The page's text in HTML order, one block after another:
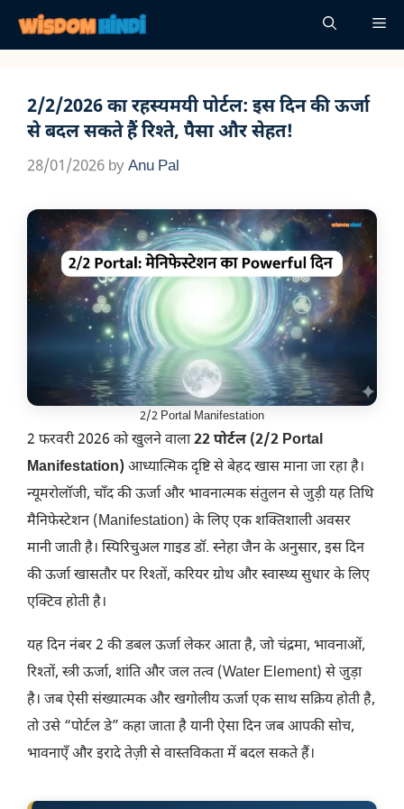
content
2/2/2026 का रहस्यमयी पोर्टल: इस दिन की ऊर्जा
से बदल सकते हैं रिश्ते, पैसा और सेहत!
28/01/2026 byAnu Pal
2/2 Portal Manifestation
2 फरवरी 2026 को खुलने वाला22 पोर्टल (2/2 Portal
Manifestation) आध्यात्मिक दृष्टि से बेहद खास माना जा रहा है।
न्यूमरोलॉजी, चाँद की ऊर्जा और भावनात्मक संतुलन से जुड़ी यह तिथि
मैनिफेस्टेशन (Manifestation) के लिए एक शक्तिशाली अवसर
मानी जाती है। स्पिरिचुअल गाइड डॉ. स्नेहा जैन के अनुसार, इस दिन
की ऊर्जा खासतौर पर रिश्तों, करियर ग्रोथ और स्वास्थ्य सुधार के लिए
एक्टिव होती है।
यह दिन नंबर 2 की डबल ऊर्जा लेकर आता है, जो चंद्रमा, भावनाओं,
रिश्तों, स्त्री ऊर्जा, शांति और जल तत्व (Water Element) से जुड़ा
है। जब ऐसी संख्यात्मक और खगोलीय ऊर्जा एक साथ सक्रिय होती है,
तो उसे “पोर्टल डे” कहा जाता है यानी ऐसा दिन जब आपकी सोच,
भावनाएँ और इरादे तेज़ी से वास्तविकता में बदल सकते हैं।